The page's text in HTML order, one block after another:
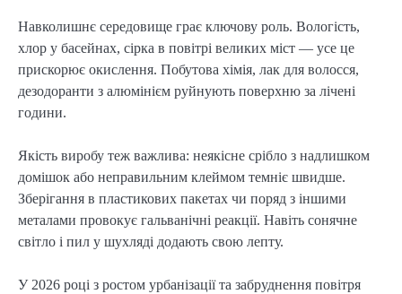
Навколишнє середовище грає ключову роль. Вологість,
хлор у басейнах, сірка в повітрі великих міст — усе це
прискорює окислення. Побутова хімія, лак для волосся,
дезодоранти з алюмінієм руйнують поверхню за лічені
години.
Якість виробу теж важлива: неякісне срібло з надлишком
домішок або неправильним клеймом темніє швидше.
Зберігання в пластикових пакетах чи поряд з іншими
металами провокує гальванічні реакції. Навіть сонячне
світло і пил у шухляді додають свою лепту.
У 2026 році з ростом урбанізації та забруднення повітря